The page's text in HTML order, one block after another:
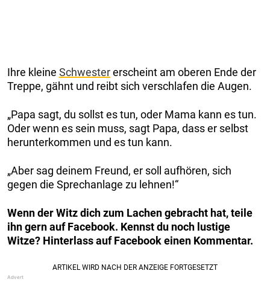
Ihre kleine Schwestererscheint am oberen Ende der
Treppe, gähnt und reibt sich verschlafen die Augen.
„Papa sagt, du sollst es tun, oder Mama kann es tun.
Oder wenn es sein muss, sagt Papa, dass er selbst
herunterkommen und es tun kann.
„Aber sag deinem Freund, er soll aufhören, sich
gegen die Sprechanlage zu lehnen!“
Wenn der Witz dich zum Lachen gebracht hat, teile
ihn gern auf Facebook. Kennst du noch lustige
Witze? Hinterlass auf Facebook einen Kommentar.